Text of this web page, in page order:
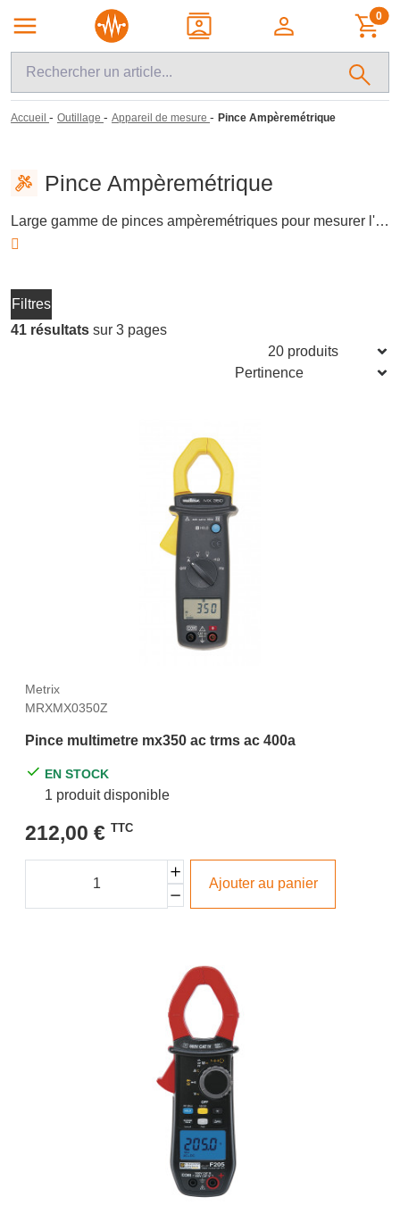
0
Accueil - Outillage - Appareil de mesure - Pince Ampèremétrique
Pince Ampèremétrique
Large gamme de pinces ampèremétriques pour mesurer l'intensité du courant électrique sans interrompre le circuit. Ces outils sont essentiels pour les diagnostics rapides et les interventions sur les installations électriques. Les modèles modernes offrent des fonctionnalités supplémentaires telles que la mesure de la tension, de la résistance et de la continuité, répondant ainsi aux besoins des professionnels et des bricoleurs avertis.
Filtres
41 résultats sur 3 pages
Metrix
MRXMX0350Z
Pince multimetre mx350 ac trms ac 400a
EN STOCK
1 produit disponible
212,00 € TTC
Ajouter au panier